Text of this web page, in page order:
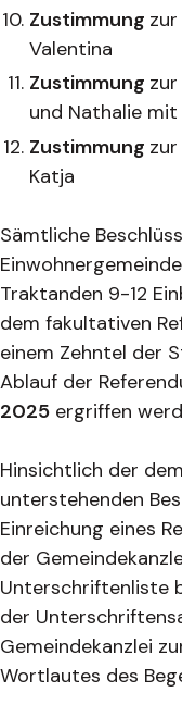
Zustimmung
Valentina
Zustimmung
und Nathalie mit
Zustimmung
Katja
Sämtliche
Traktanden 9-12
dem fakultativen
einem Zehntel der
Ablauf der
2025 ergriffen
Hinsichtlich der
unterstehenden
Einreichung eines
der
Unterschriftenliste
der
Gemeindekanzlei
Wortlautes des